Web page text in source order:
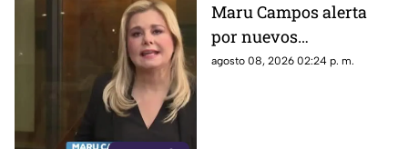
Maru Campos alerta
por nuevos
lineamientos: “Podrían
agosto 08, 2026 02:24 p. m.